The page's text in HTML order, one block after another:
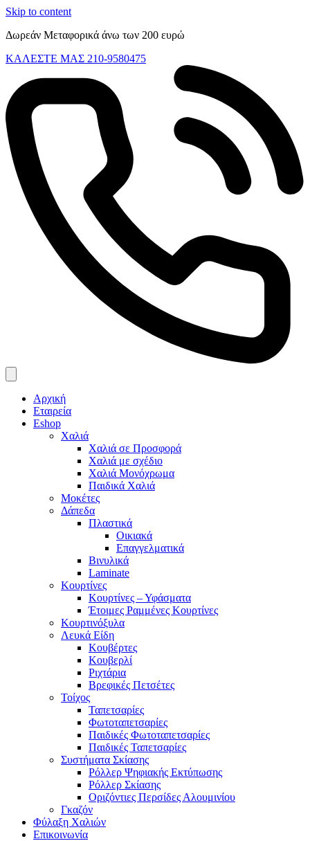
Skip to content
Δωρεάν Μεταφορικά άνω των 200 ευρώ
ΚΑΛΕΣΤΕ ΜΑΣ 210-9580475
Αρχική
Εταιρεία
Eshop
Χαλιά
Χαλιά σε Προσφορά
Χαλιά με σχέδιο
Χαλιά Μονόχρωμα
Παιδικά Χαλιά
Μοκέτες
Δάπεδα
Πλαστικά
Οικιακά
Επαγγελματικά
Βινυλικά
Laminate
Κουρτίνες
Κουρτίνες – Υφάσματα
Έτοιμες Ραμμένες Κουρτίνες
Κουρτινόξυλα
Λευκά Είδη
Κουβέρτες
Κουβερλί
Ριχτάρια
Βρεφικές Πετσέτες
Τοίχος
Ταπετσαρίες
Φωτοταπετσαρίες
Παιδικές Φωτοταπετσαρίες
Παιδικές Ταπετσαρίες
Συστήματα Σκίασης
Ρόλλερ Ψηφιακής Εκτύπωσης
Ρόλλερ Σκίασης
Οριζόντιες Περσίδες Αλουμινίου
Γκαζόν
Φύλαξη Χαλιών
Επικοινωνία